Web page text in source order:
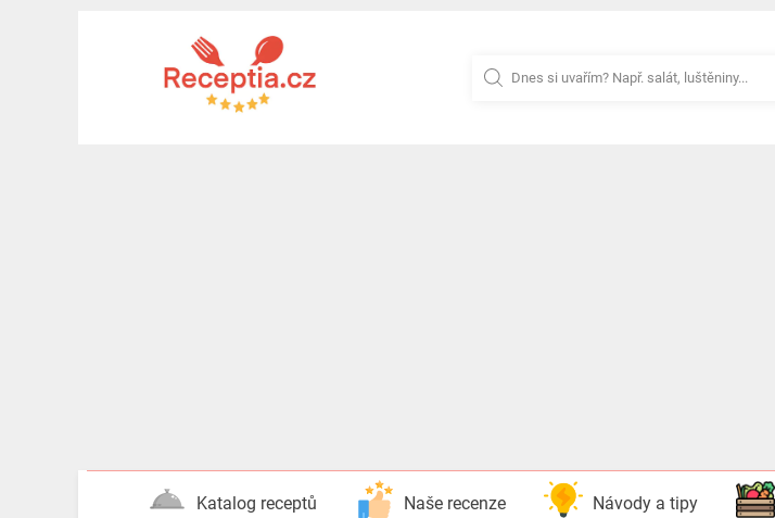
Katalog receptů Naše recenze Návody a tipy